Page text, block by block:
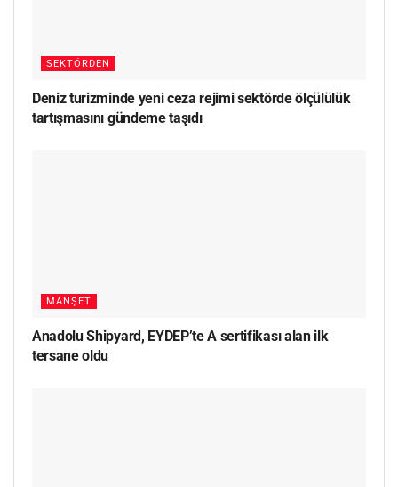
SEKTÖRDEN
Deniz turizminde yeni ceza rejimi sektörde ölçülülük
tartışmasını gündeme taşıdı
MANŞET
Anadolu Shipyard, EYDEP’te A sertifikası alan ilk
tersane oldu